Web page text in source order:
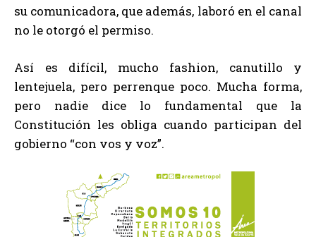
su comunicadora, que además, laboró en el canal
no le otorgó el permiso.
Así es difícil, mucho fashion, canutillo y
lentejuela, pero perrenque poco. Mucha forma,
pero nadie dice lo fundamental que la
Constitución les obliga cuando participan del
gobierno “con vos y voz”.